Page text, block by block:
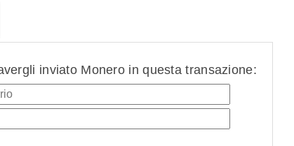
inviato Monero in questa transazione: